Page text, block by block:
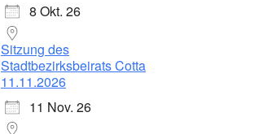
8 Okt. 26
Sitzung des
Stadtbezirksbeirats Cotta
11.11.2026
11 Nov. 26